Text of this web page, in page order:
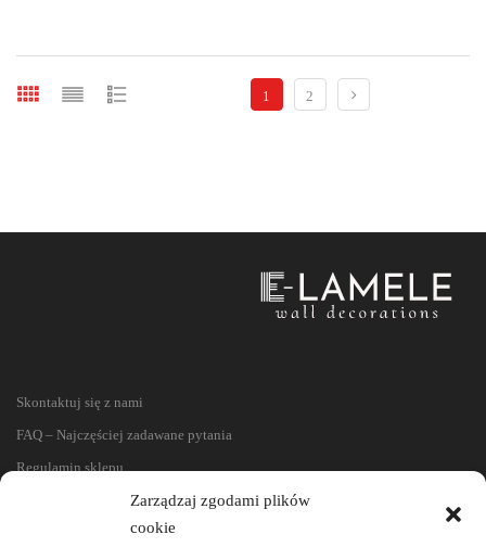
Zarządzaj zgodami plików
cookie
1 2
Skontaktuj się z nami
FAQ – Najczęściej zadawane pytania
Regulamin sklepu
Reklamacje i zwroty
Polityka prywatności